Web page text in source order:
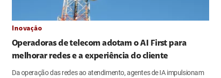
Inovação
Operadoras de telecom adotam o AI First para
melhorar redes e a experiência do cliente
Da operação das redes ao atendimento, agentes de IA impulsionam